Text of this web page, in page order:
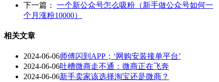
下一篇： 一个新公众号怎么吸粉（新手做公众号如何一
个月涨粉10000）
相关文章
2024-06-06师傅闪到APP；‘网购安装接单平台’
2024-06-06吐槽微商走不通：微商正在飞奔
2024-06-06新手卖家该选择淘宝还是微商？